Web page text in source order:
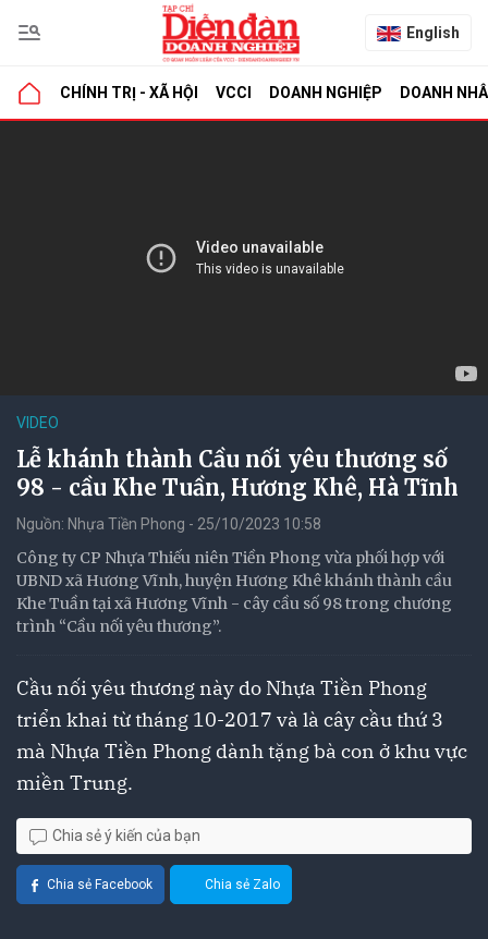
English
CHÍNH TRỊ - XÃ HỘI VCCI DOANH NGHIỆP DOANH
VIDEO
Lễ khánh thành Cầu nối yêu thương số
98 - cầu Khe Tuần, Hương Khê, Hà Tĩnh
Nguồn: Nhựa Tiền Phong - 25/10/2023 10:58
Công ty CP Nhựa Thiếu niên Tiền Phong vừa phối hợp với
UBND xã Hương Vĩnh, huyện Hương Khê khánh thành cầu
Khe Tuần tại xã Hương Vĩnh - cây cầu số 98 trong chương
trình “Cầu nối yêu thương”.
Cầu nối yêu thương này do Nhựa Tiền Phong
triển khai từ tháng 10-2017 và là cây cầu thứ 3
mà Nhựa Tiền Phong dành tặng bà con ở khu vực
miền Trung.
Chia sẻ ý kiến của bạn
Chia sẻ Facebook Chia sẻ Zalo